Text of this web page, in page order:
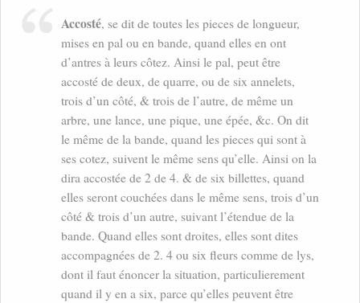
Accosté, se dit de toutes les pieces de longueur,
mises en pal ou en bande, quand elles en ont
d’antres à leurs côtez. Ainsi le pal, peut être
accosté de deux, de quarre, ou de six annelets,
trois d’un côté, & trois de l’autre, de même un
arbre, une lance, une pique, une épée, &c. On dit
le même de la bande, quand les pieces qui sont à
ses cotez, suivent le même sens qu’elle. Ainsi on la
dira accostée de 2 de 4. & de six billettes, quand
elles seront couchées dans le même sens, trois d’un
côté & trois d’un autre, suivant l’étendue de la
bande. Quand elles sont droites, elles sont dites
accompagnées de 2. 4 ou six fleurs comme de lys,
dont il faut énoncer la situation, particulierement
quand il y en a six, parce qu’elles peuvent être